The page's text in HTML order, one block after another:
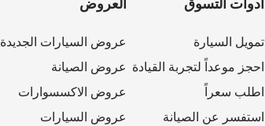
تمويل السيارة
احجز موعداً لتجربة القيادة
اطلب سعراً
استفسر عن الصيانة
عروض السيارات الجديدة
عروض الصيانة
عروض الاكسسوارات
عروض السيارات